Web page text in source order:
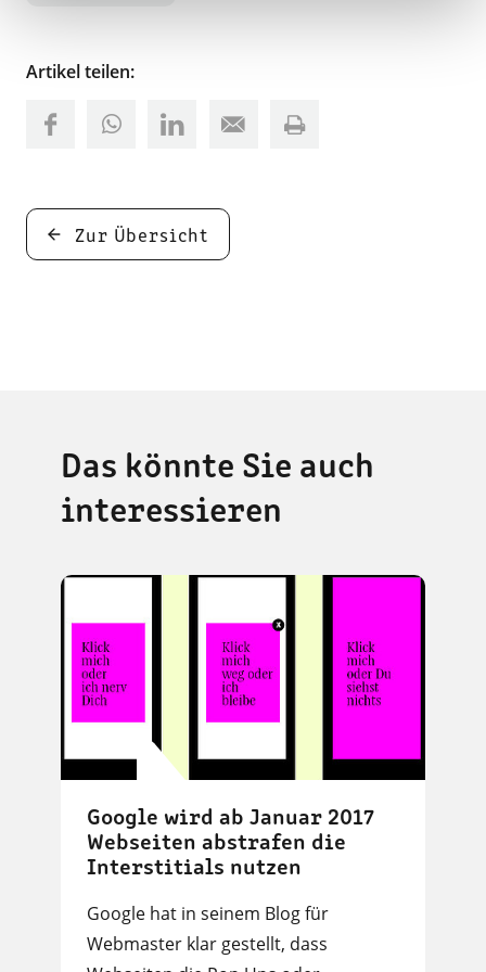
Artikel teilen:
Zur Übersicht
Das könnte Sie auch
interessieren
Google wird ab Januar 2017
Webseiten abstrafen die
Interstitials nutzen
Google hat in seinem Blog für
Webmaster klar gestellt, dass